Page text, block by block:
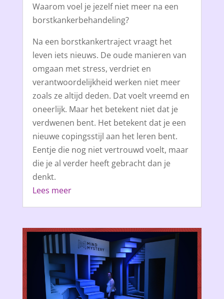
Waarom voel je jezelf niet meer na een
borstkankerbehandeling?
Na een borstkankertraject vraagt het
leven iets nieuws. De oude manieren van
omgaan met stress, verdriet en
verantwoordelijkheid werken niet meer
zoals ze altijd deden. Dat voelt vreemd en
oneerlijk. Maar het betekent niet dat je
verdwenen bent. Het betekent dat je een
nieuwe copingsstijl aan het leren bent.
Eentje die nog niet vertrouwd voelt, maar
die je al verder heeft gebracht dan je
denkt.
Lees meer